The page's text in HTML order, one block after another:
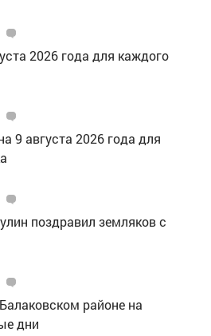
2026 года для каждого
9 августа 2026 года для
поздравил земляков с
районе на
дни